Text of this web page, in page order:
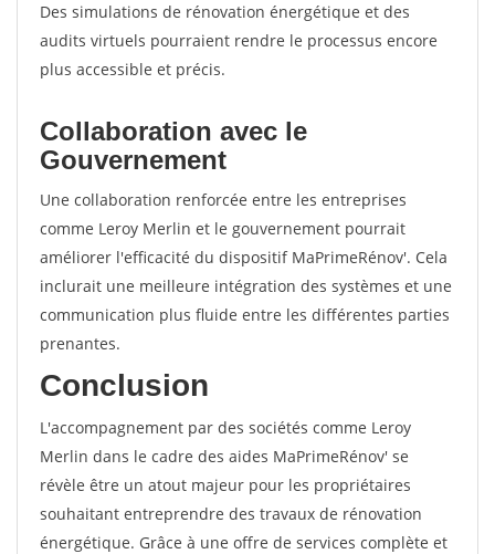
Des simulations de rénovation énergétique et des
audits virtuels pourraient rendre le processus encore
plus accessible et précis.
Collaboration avec le
Gouvernement
Une collaboration renforcée entre les entreprises
comme Leroy Merlin et le gouvernement pourrait
améliorer l'efficacité du dispositif MaPrimeRénov'. Cela
inclurait une meilleure intégration des systèmes et une
communication plus fluide entre les différentes parties
prenantes.
Conclusion
L'accompagnement par des sociétés comme Leroy
Merlin dans le cadre des aides MaPrimeRénov' se
révèle être un atout majeur pour les propriétaires
souhaitant entreprendre des travaux de rénovation
énergétique. Grâce à une offre de services complète et